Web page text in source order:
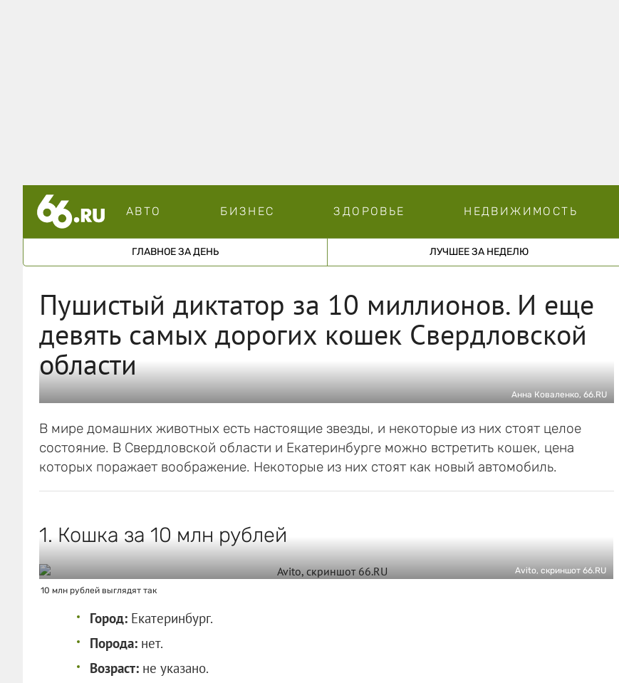
АВТО БИЗНЕС ЗДОРОВЬЕ НЕДВИЖИМОСТЬ
ГЛАВНОЕ ЗА ДЕНЬ ЛУЧШЕЕ ЗА НЕДЕЛЮ
Пушистый диктатор за 10 миллионов. И еще
девять самых дорогих кошек Свердловской
области
Анна Коваленко, 66.RU
В мире домашних животных есть настоящие звезды, и некоторые из них стоят целое
состояние. В Свердловской области и Екатеринбурге можно встретить кошек, цена
которых поражает воображение. Некоторые из них стоят как новый автомобиль.
1. Кошка за 10 млн рублей
Avito, скриншот 66.RU
10 млн рублей выглядят так
Город: Екатеринбург.
Порода: нет.
Возраст: не указано.